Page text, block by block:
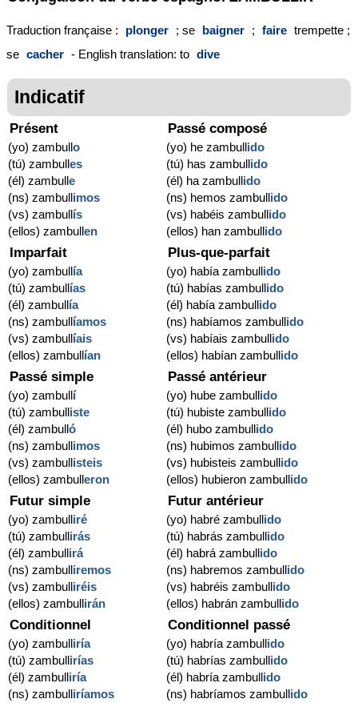
Traduction française : plonger ; se baigner ; faire trempette ;
se cacher - English translation: to dive
Indicatif
Présent
(yo) zambullo
(tú) zambulles
(él) zambulle
(ns) zambullimos
(vs) zambullís
(ellos) zambullen
Passé composé
(yo) he zambullido
(tú) has zambullido
(él) ha zambullido
(ns) hemos zambullido
(vs) habéis zambullido
(ellos) han zambullido
Imparfait
(yo) zambullía
(tú) zambullías
(él) zambullía
(ns) zambullíamos
(vs) zambullíais
(ellos) zambullían
Plus-que-parfait
(yo) había zambullido
(tú) habías zambullido
(él) había zambullido
(ns) habíamos zambullido
(vs) habíais zambullido
(ellos) habían zambullido
Passé simple
(yo) zambullí
(tú) zambulliste
(él) zambulló
(ns) zambullimos
(vs) zambullisteis
(ellos) zambulleron
Passé antérieur
(yo) hube zambullido
(tú) hubiste zambullido
(él) hubo zambullido
(ns) hubimos zambullido
(vs) hubisteis zambullido
(ellos) hubieron zambullido
Futur simple
(yo) zambulliré
(tú) zambullirás
(él) zambullirá
(ns) zambulliremos
(vs) zambulliréis
(ellos) zambullirán
Futur antérieur
(yo) habré zambullido
(tú) habrás zambullido
(él) habrá zambullido
(ns) habremos zambullido
(vs) habréis zambullido
(ellos) habrán zambullido
Conditionnel
(yo) zambulliría
(tú) zambullirías
(él) zambulliría
(ns) zambulliríamos
Conditionnel passé
(yo) habría zambullido
(tú) habrías zambullido
(él) habría zambullido
(ns) habríamos zambullido